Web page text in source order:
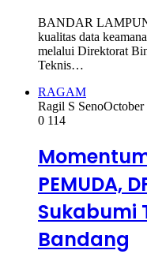
BANDAR
kualitas data
melalui Direktorat
Teknis…
RAGAM
Ragil S SenoOctober
0 114
PEMUDA,
Sukabumi
Bandang